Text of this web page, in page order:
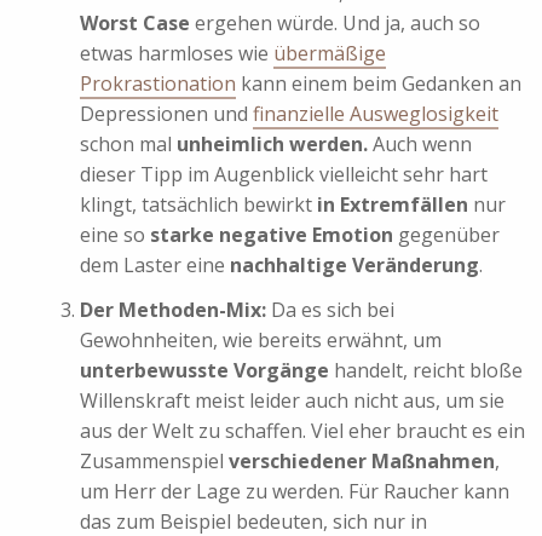
Worst Case ergehen würde. Und ja, auch so
etwas harmloses wie übermäßige
Prokrastionation kann einem beim Gedanken an
Depressionen und finanzielle Ausweglosigkeit
schon mal unheimlich werden.Auch wenn
dieser Tipp im Augenblick vielleicht sehr hart
klingt, tatsächlich bewirkt in Extremfällen nur
eine so starke negative Emotion gegenüber
dem Laster eine nachhaltige Veränderung.
Der Methoden-Mix: Da es sich bei
Gewohnheiten, wie bereits erwähnt, um
unterbewusste Vorgänge handelt, reicht bloße
Willenskraft meist leider auch nicht aus, um sie
aus der Welt zu schaffen. Viel eher braucht es ein
Zusammenspiel verschiedener Maßnahmen,
um Herr der Lage zu werden. Für Raucher kann
das zum Beispiel bedeuten, sich nur in